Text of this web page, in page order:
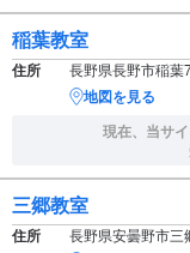
稲葉教室
住所 長野県長野市稲
地図を見る
現在、当サ
三郷教室
住所 長野県安曇野市三